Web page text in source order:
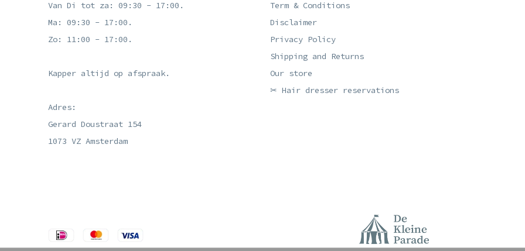
Van Di tot za: 09:30 - 17:00.
Ma: 09:30 - 17:00.
Zo: 11:00 - 17:00.
Kapper altijd op afspraak.
Adres:
Gerard Doustraat 154
1073 VZ Amsterdam
Term & Conditions
Disclaimer
Privacy Policy
Shipping and Returns
Our store
✂ Hair dresser reservations